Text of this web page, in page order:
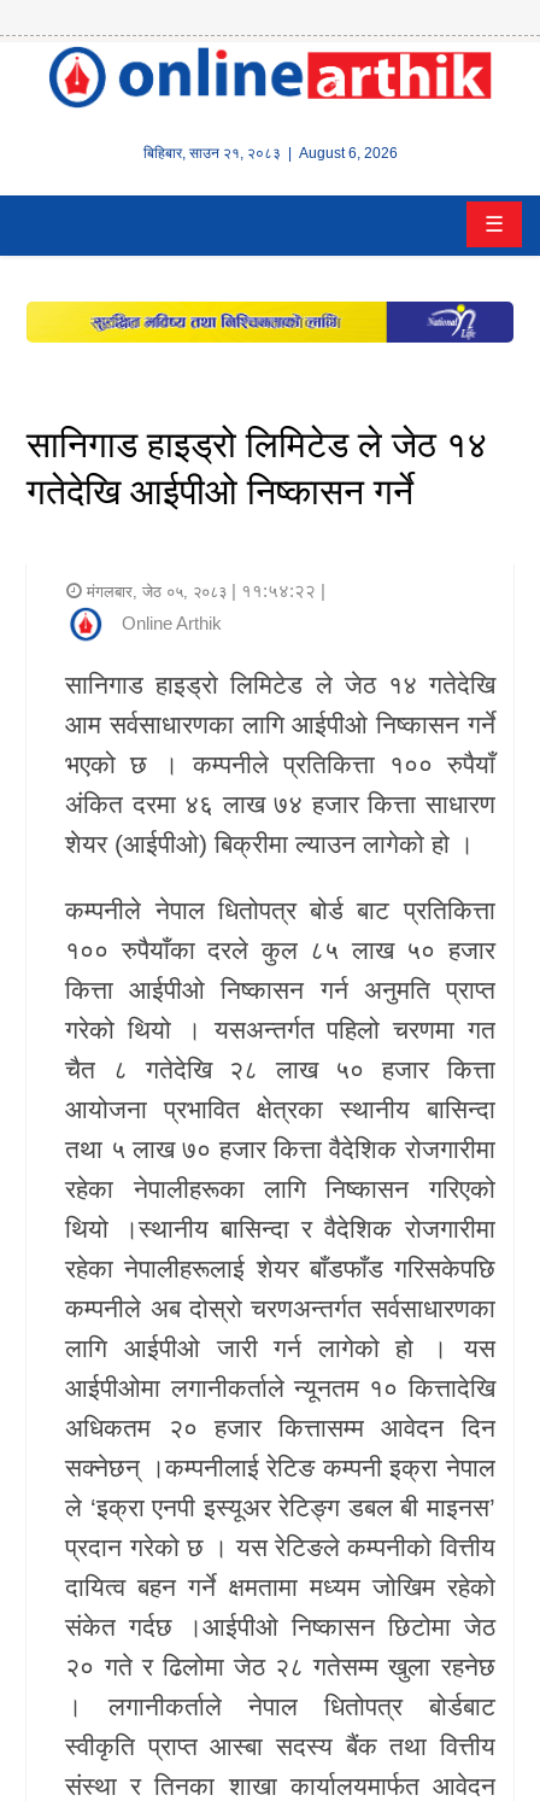
बिहिबार, साउन २१, २०८३ | August 6, 2026
होम
वित्त
इन्स्योरेन्स
पूँजीबजार
अटो
राजनीति
भिडियो
प्रविधि
स्वास्थ्य
खेलकुद
Unicode
☰
सानिगाड हाइड्रो लिमिटेड ले जेठ १४
गतेदेखि आईपीओ निष्कासन गर्ने
मंगलबार, जेठ ०५, २०८३ | ११:५४:२२ |
Online Arthik
सानिगाड हाइड्रो लिमिटेड ले जेठ १४ गतेदेखि
आम सर्वसाधारणका लागि आईपीओ निष्कासन गर्ने
भएको छ । कम्पनीले प्रतिकित्ता १०० रुपैयाँ
अंकित दरमा ४६ लाख ७४ हजार कित्ता साधारण
शेयर (आईपीओ) बिक्रीमा ल्याउन लागेको हो ।
कम्पनीलेनेपाल धितोपत्र बोर्ड बाट प्रतिकित्ता
१०० रुपैयाँका दरले कुल ८५ लाख ५० हजार
कित्ता आईपीओ निष्कासन गर्न अनुमति प्राप्त
गरेको थियो । यसअन्तर्गत पहिलो चरणमा गत
चैत ८ गतेदेखि २८ लाख ५० हजार कित्ता
आयोजना प्रभावित क्षेत्रका स्थानीय बासिन्दा
तथा ५ लाख ७० हजार कित्ता वैदेशिक रोजगारीमा
रहेका नेपालीहरूका लागि निष्कासन गरिएको
थियो ।स्थानीय बासिन्दा र वैदेशिक रोजगारीमा
रहेका नेपालीहरूलाई शेयर बाँडफाँड गरिसकेपछि
कम्पनीले अब दोस्रो चरणअन्तर्गत सर्वसाधारणका
लागि आईपीओ जारी गर्न लागेको हो । यस
आईपीओमा लगानीकर्ताले न्यूनतम १० कित्तादेखि
अधिकतम २० हजार कित्तासम्म आवेदन दिन
सक्नेछन् ।कम्पनीलाई रेटिङ कम्पनीइक्रा नेपाल
ले ‘इक्रा एनपी इस्यूअर रेटिङ्ग डबल बी माइनस’
प्रदान गरेको छ । यस रेटिङले कम्पनीको वित्तीय
दायित्व बहन गर्ने क्षमतामा मध्यम जोखिम रहेको
संकेत गर्दछ ।आईपीओ निष्कासन छिटोमा जेठ
२० गते र ढिलोमा जेठ २८ गतेसम्म खुला रहनेछ
। लगानीकर्ताले नेपाल धितोपत्र बोर्डबाट
स्वीकृति प्राप्त आस्बा सदस्य बैंक तथा वित्तीय
संस्था र तिनका शाखा कार्यालयमार्फत आवेदन